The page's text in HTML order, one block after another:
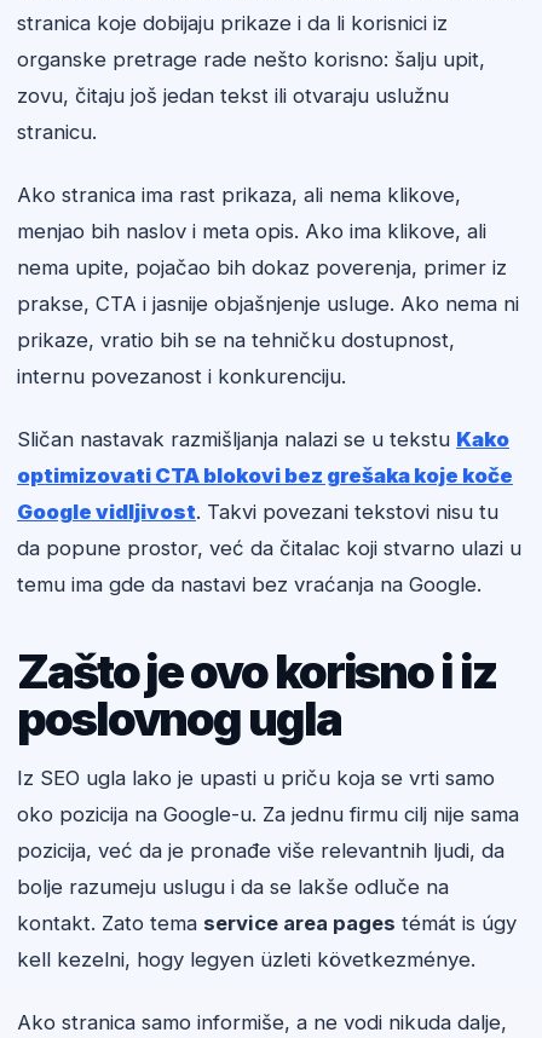
stranica koje dobijaju prikaze i da li korisnici iz
organske pretrage rade nešto korisno: šalju upit,
zovu, čitaju još jedan tekst ili otvaraju uslužnu
stranicu.
Ako stranica ima rast prikaza, ali nema klikove,
menjao bih naslov i meta opis. Ako ima klikove, ali
nema upite, pojačao bih dokaz poverenja, primer iz
prakse, CTA i jasnije objašnjenje usluge. Ako nema ni
prikaze, vratio bih se na tehničku dostupnost,
internu povezanost i konkurenciju.
Sličan nastavak razmišljanja nalazi se u tekstu Kako
optimizovati CTA blokovi bez grešaka koje koče
Google vidljivost. Takvi povezani tekstovi nisu tu
da popune prostor, već da čitalac koji stvarno ulazi u
temu ima gde da nastavi bez vraćanja na Google.
Zašto je ovo korisno i iz
poslovnog ugla
Iz SEO ugla lako je upasti u priču koja se vrti samo
oko pozicija na Google-u. Za jednu firmu cilj nije sama
pozicija, već da je pronađe više relevantnih ljudi, da
bolje razumeju uslugu i da se lakše odluče na
kontakt. Zato tema service area pages témát is úgy
kell kezelni, hogy legyen üzleti következménye.
Ako stranica samo informiše, a ne vodi nikuda dalje,